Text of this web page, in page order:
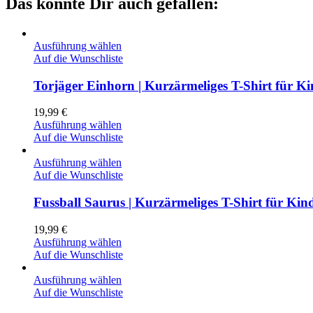
Ausführung wählen
Auf die Wunschliste
Torjäger Einhorn | Kurzärmeliges T-Shirt für
19,99 €
Ausführung wählen
Auf die Wunschliste
Ausführung wählen
Auf die Wunschliste
Fussball Saurus | Kurzärmeliges T-Shirt für
19,99 €
Ausführung wählen
Auf die Wunschliste
Ausführung wählen
Auf die Wunschliste